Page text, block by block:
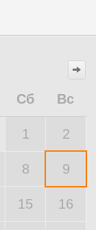
Сб Вс
1 2
8 9
15 16